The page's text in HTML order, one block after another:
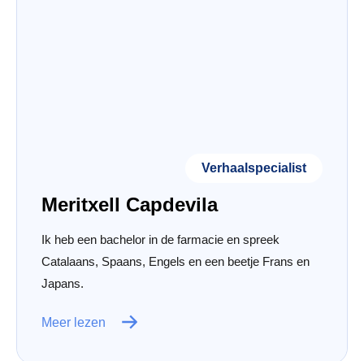
Verhaalspecialist
Meritxell Capdevila
Ik heb een bachelor in de farmacie en spreek
Catalaans, Spaans, Engels en een beetje Frans en
Japans.
Meer lezen